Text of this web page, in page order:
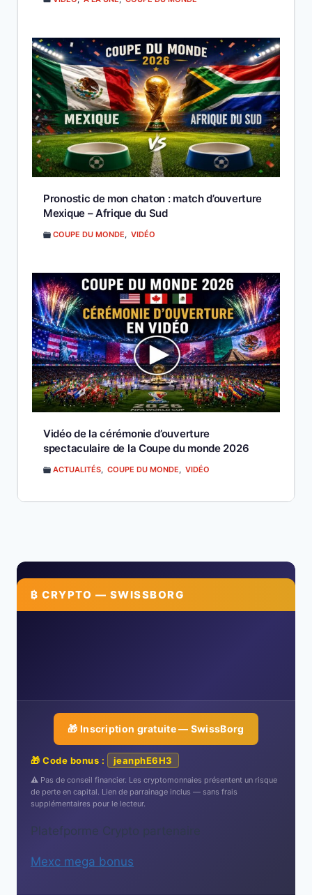
Pronostic de mon chaton : match d’ouverture
Mexique – Afrique du Sud
COUPE DU MONDE, VIDÉO
Vidéo de la cérémonie d’ouverture
spectaculaire de la Coupe du monde 2026
ACTUALITÉS, COUPE DU MONDE, VIDÉO
₿ CRYPTO — SWISSBORG
🎁 Inscription gratuite — SwissBorg
🎁 Code bonus : jeanphE6H3
⚠️ Pas de conseil financier. Les cryptomonnaies présentent un risque
de perte en capital. Lien de parrainage inclus — sans frais
supplémentaires pour le lecteur.
Platefporme Crypto partenaire
Mexc mega bonus